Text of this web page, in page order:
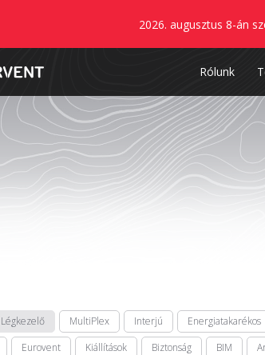
2026. augusztus 8-án
Rólunk
Légkezelő MultiPlex Interjú Energiatakarékos
Eurovent Kiállítások Biztonság BIM